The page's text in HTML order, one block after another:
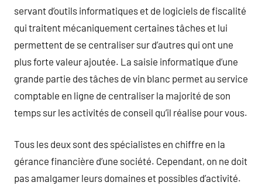
servant d’outils informatiques et de logiciels de fiscalité
qui traitent mécaniquement certaines tâches et lui
permettent de se centraliser sur d’autres qui ont une
plus forte valeur ajoutée. La saisie informatique d’une
grande partie des tâches de vin blanc permet au service
comptable en ligne de centraliser la majorité de son
temps sur les activités de conseil qu’il réalise pour vous.
Tous les deux sont des spécialistes en chiffre en la
gérance financière d’une société. Cependant, on ne doit
pas amalgamer leurs domaines et possibles d’activité.